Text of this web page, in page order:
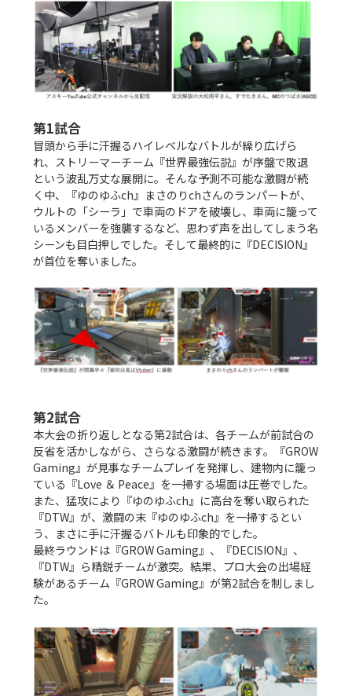
第1試合
冒頭から手に汗握るハイレベルなバトルが繰り広げら
れ、ストリーマーチーム『世界最強伝説』が序盤で敗退
という波乱万丈な展開に。そんな予測不可能な激闘が続
く中、『ゆのゆふch』まさのりchさんのランパートが、
ウルトの「シーラ」で車両のドアを破壊し、車両に籠って
いるメンバーを強襲するなど、思わず声を出してしまう名
シーンも目白押しでした。そして最終的に『DECISION』
が首位を奪いました。
第2試合
本大会の折り返しとなる第2試合は、各チームが前試合の
反省を活かしながら、さらなる激闘が続きます。『GROW
Gaming』が見事なチームプレイを発揮し、建物内に籠っ
ている『Love ＆ Peace』を一掃する場面は圧巻でした。
また、猛攻により『ゆのゆふch』に高台を奪い取られた
『DTW』が、激闘の末『ゆのゆふch』を一掃するとい
う、まさに手に汗握るバトルも印象的でした。
最終ラウンドは『GROW Gaming』、『DECISION』、
『DTW』ら精鋭チームが激突。結果、プロ大会の出場経
験があるチーム『GROW Gaming』が第2試合を制しまし
た。